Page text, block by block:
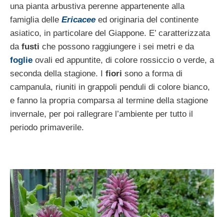
una pianta arbustiva perenne appartenente alla
famiglia delle Ericacee ed originaria del continente
asiatico, in particolare del Giappone. E’ caratterizzata
da fusti che possono raggiungere i sei metri e da
foglie ovali ed appuntite, di colore rossiccio o verde, a
seconda della stagione. I fiori sono a forma di
campanula, riuniti in grappoli penduli di colore bianco,
e fanno la propria comparsa al termine della stagione
invernale, per poi rallegrare l’ambiente per tutto il
periodo primaverile.